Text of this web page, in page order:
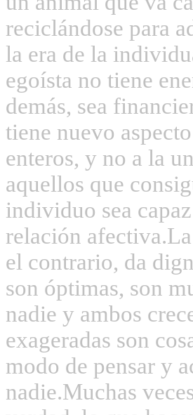
reciclándose para
la era de la
egoísta no tiene
demás, sea
tiene nuevo
enteros, y no a la
aquellos que
individuo sea
relación afectiva.
el contrario, da
son óptimas, son
nadie y ambos
exageradas son
modo de pensar y
nadie.Muchas